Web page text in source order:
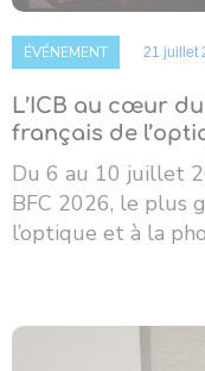
ÉVÉNEMENT 21 juillet
L’ICB au cœur
français de
Du 6 au 10 juillet
BFC 2026, le plus
l’optique et à la